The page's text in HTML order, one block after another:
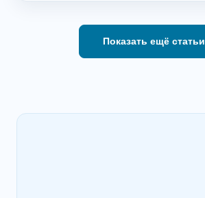
Показать ещё статьи